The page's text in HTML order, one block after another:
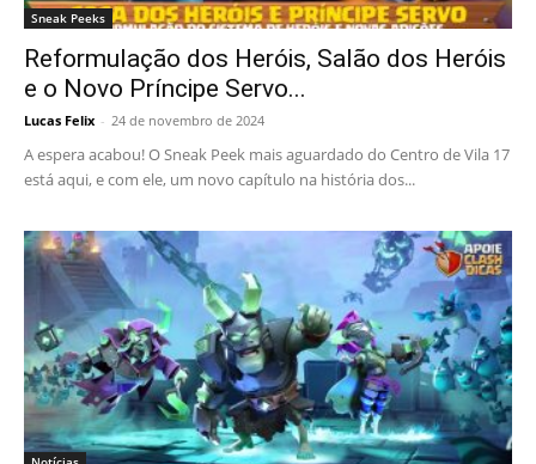
Sneak Peeks
Reformulação dos Heróis, Salão dos Heróis
e o Novo Príncipe Servo...
Lucas Felix - 24 de novembro de 2024
A espera acabou! O Sneak Peek mais aguardado do Centro de Vila 17
está aqui, e com ele, um novo capítulo na história dos...